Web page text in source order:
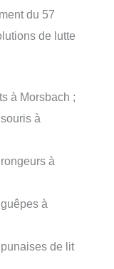
du 57
de lutte
à Morsbach ;
à
à
à
de lit